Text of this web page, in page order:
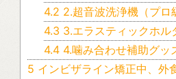
4.2 2.超音波洗浄機（プロ
4.3 3.エラスティックホル
4.4 4.噛み合わせ補助グッ
5 インビザライン矯正中、外